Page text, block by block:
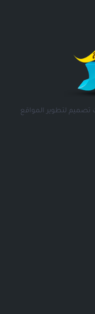
لتطوير المواقع